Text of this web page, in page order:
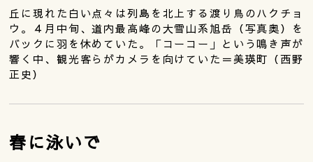
丘に現れた白い点々は列島を北上する渡り鳥のハクチョ
ウ。４月中旬、道内最高峰の大雪山系旭岳（写真奥）を
バックに羽を休めていた。「コーコー」という鳴き声が
響く中、観光客らがカメラを向けていた＝美瑛町（西野
正史）
春に泳いで